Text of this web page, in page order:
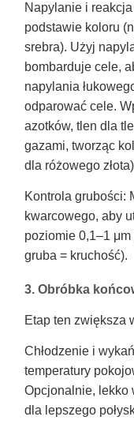
Napylanie i
podstawie koloru
srebra). Użyj
bombarduje cele,
napylania
odparować cele.
azotków, tlen dla
gazami, tworząc
dla różowego
Kontrola grubości:
kwarcowego, aby
poziomie 0,1–1 μm
gruba = kruchość).
3. Obróbka
Etap ten zwiększa
Chłodzenie i
temperatury
Opcjonalnie, lekko
dla lepszego